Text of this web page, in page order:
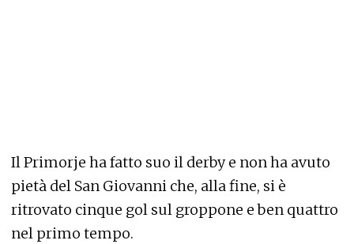
Il Primorje ha fatto suo il derby e non ha avuto
pietà del San Giovanni che, alla fine, si è
ritrovato cinque gol sul groppone e ben quattro
nel primo tempo.